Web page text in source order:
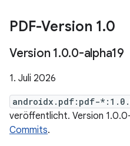
PDF-Version 1.0
Version 1.0.0-alpha19
1. Juli 2026
androidx.pdf:pdf-
veröffentlicht. Version
Commits.